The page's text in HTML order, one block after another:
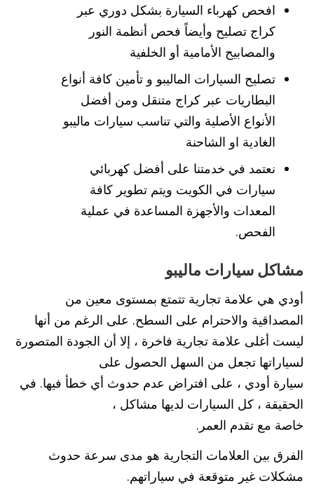
افحص كهرباء السيارة بشكل دوري عبر
كراج تصليح وأيضاً فحص أنظمة النور
والمصابيح الأمامية أو الخلفية
تصليح السيارات الماليبو و تأمين كافة أنواع
البطاريات عبر كراج متنقل ومن أفضل
الأنواع الأصلية والتي تناسب سيارات ماليبو
الغادية او الشاحنة
نعتمد في خدمتنا على أفضل كهربائي
سيارات في الكويت ويتم تطوير كافة
المعدات والأجهزة المساعدة في عملية
الفحص.
مشاكل سيارات ماليبو
أودي هي علامة تجارية تتمتع بمستوى معين من
المصداقية والاحترام على السطح. على الرغم من أنها
ليست أغلى علامة تجارية فاخرة ، إلا أن الجودة المتصورة
لسياراتها تجعل من السهل الحصول على
سيارة أودي ، على افتراض عدم حدوث أي خطأ فيها. في
الحقيقة ، كل السيارات لديها مشاكل ،
خاصة مع تقدم العمر.
الفرق بين العلامات التجارية هو مدى سرعة حدوث
مشكلات غير متوقعة في سياراتهم.